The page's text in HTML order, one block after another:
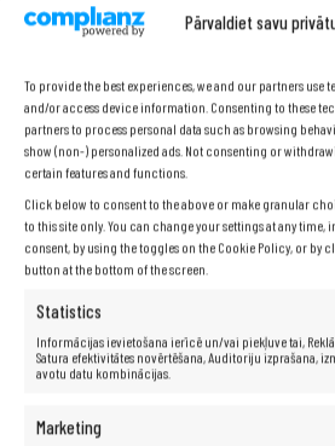
Pārvaldiet savu
To provide the best experiences, we and our partners
and/or access device information. Consenting to these
partners to process personal data such as browsing
show (non-) personalized ads. Not consenting or
certain features and functions.
Click below to consent to the above or make granular
to this site only. You can change your settings at any
consent, by using the toggles on the Cookie Policy, or by
button at the bottom of the screen.
Statistics
Informācijas ievietošana ierīcē un/vai piekļuve tai,
Satura efektivitātes novērtēšana, Auditoriju izprašana,
avotu datu kombinācijas.
Marketing
Ražotājs:
Procesors:Intel® Core™ i5-4440 (6
GHz)
Skaņas karte:Integrēta
Sakari:
I/O porti: